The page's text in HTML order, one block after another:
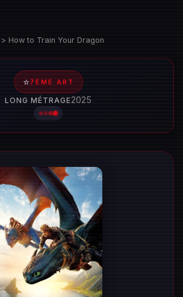
> How to Train Your Dragon
⭐7ÈME ART
LONG MÉTRAGE2025